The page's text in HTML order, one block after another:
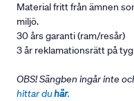
Material fritt från ämnen
miljö.
30 års garanti (ram/resår)
3 år reklamationsrätt på
OBS! Sängben ingår inte
hittar duhär.